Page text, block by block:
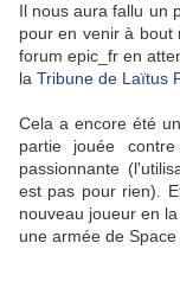
Il nous aura fallu un
pour en venir à bout
forum epic_fr en
la Tribune de Laïtus
Cela a encore été
partie jouée
passionnante
est pas pour rien).
nouveau joueur en
une armée de